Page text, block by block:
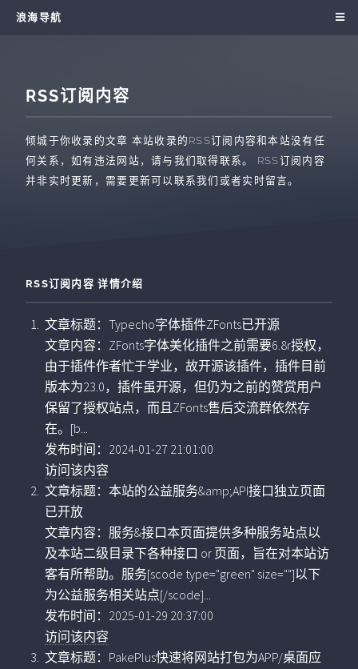
浪海导航
RSS订阅内容
倾城于你收录的文章 本站收录的RSS订阅内容和本站没有任
何关系，如有违法网站，请与我们取得联系。 RSS订阅内容
并非实时更新，需要更新可以联系我们或者实时留言。
RSS订阅内容 详情介绍
文章标题：Typecho字体插件ZFonts已开源
文章内容：ZFonts字体美化插件之前需要6.8r授权，
由于插件作者忙于学业，故开源该插件，插件目前
版本为23.0，插件虽开源，但仍为之前的赞赏用户
保留了授权站点，而且ZFonts售后交流群依然存
在。[b...
发布时间：2024-01-27 21:01:00
访问该内容
文章标题：本站的公益服务&amp;API接口独立页面
已开放
文章内容：服务&接口本页面提供多种服务站点以
及本站二级目录下各种接口 or 页面，旨在对本站访
客有所帮助。服务[scode type="green" size=""]以下
为公益服务相关站点[/scode]...
发布时间：2025-01-29 20:37:00
访问该内容
文章标题：PakePlus快速将网站打包为APP/桌面应